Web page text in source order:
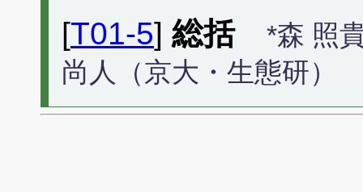
[T01-5] 総括
*森 照
尚人（京大・生態研）